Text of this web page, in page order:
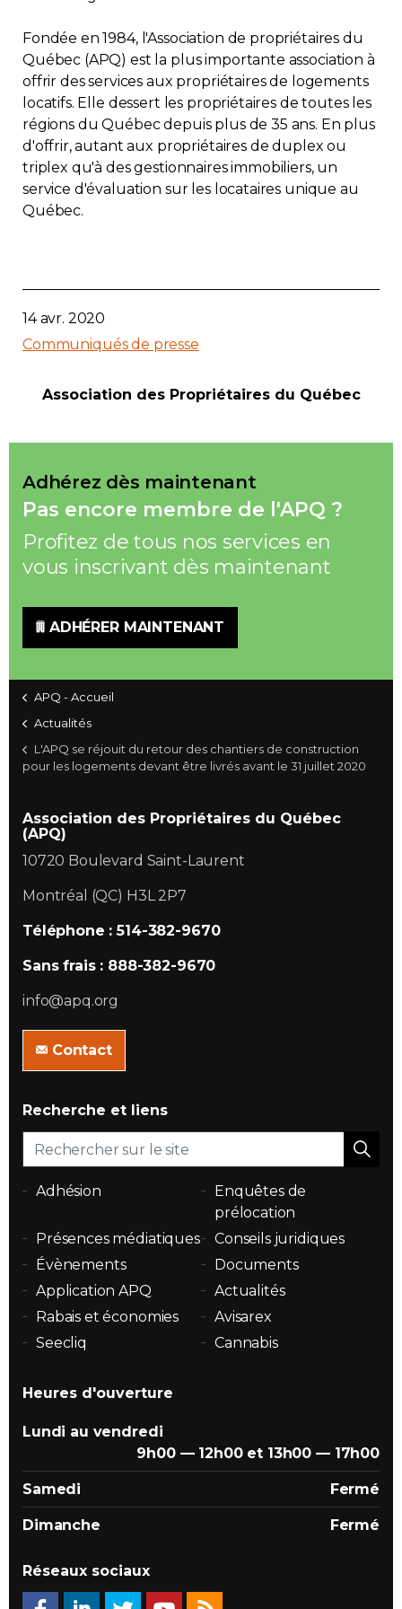
Fondée en 1984, l'Association de propriétaires du
Québec (APQ) est la plus importante association à
offrir des services aux propriétaires de logements
locatifs. Elle dessert les propriétaires de toutes les
régions du Québec depuis plus de 35 ans. En plus
d'offrir, autant aux propriétaires de duplex ou
triplex qu'à des gestionnaires immobiliers, un
service d'évaluation sur les locataires unique au
Québec.
14 avr. 2020
Communiqués de presse
Association des Propriétaires du Québec
Adhérez dès maintenant
Pas encore membre de l'APQ ?
Profitez de tous nos services en
vous inscrivant dès maintenant
ADHÉRER MAINTENANT
APQ - Accueil
Actualités
L'APQ se réjouit du retour des chantiers de construction
pour les logements devant être livrés avant le 31 juillet 2020
Association des Propriétaires du Québec
(APQ)
10720 Boulevard Saint-Laurent
Montréal (QC) H3L 2P7
Téléphone : 514-382-9670
Sans frais : 888-382-9670
info@apq.org
Contact
Recherche et liens
Adhésion
Enquêtes de
prélocation
Présences médiatiques
Conseils juridiques
Évènements
Documents
Application APQ
Actualités
Rabais et économies
Avisarex
Seecliq
Cannabis
Heures d'ouverture
Lundi au vendredi
9h00 — 12h00 et 13h00 — 17h00
Samedi Fermé
Dimanche Fermé
Réseaux sociaux